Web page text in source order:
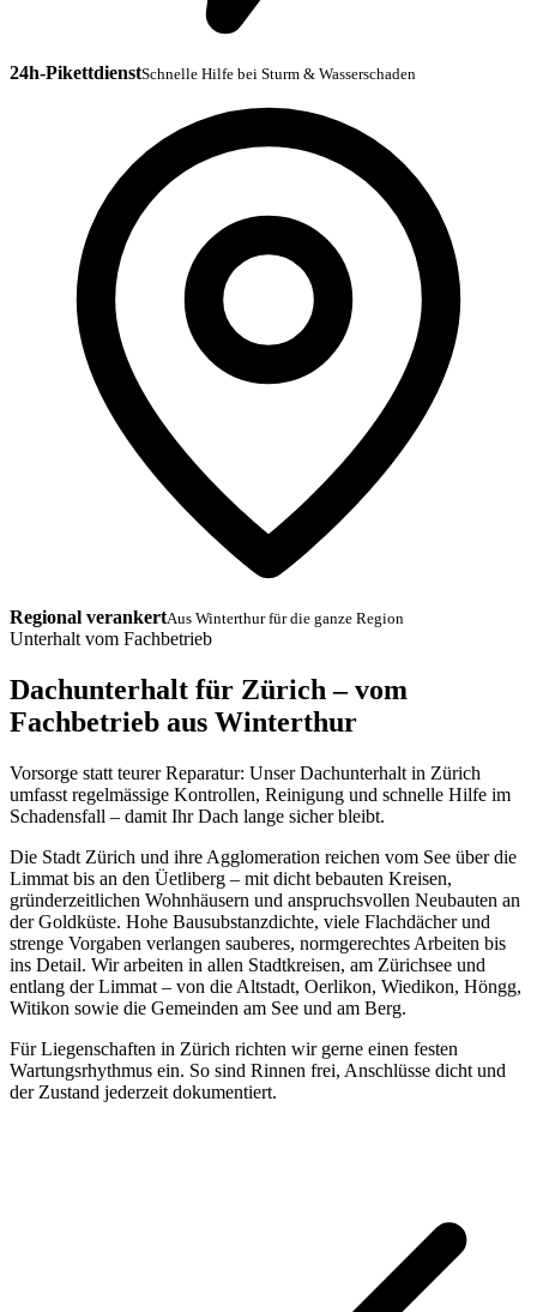
24h-PikettdienstSchnelle Hilfe bei Sturm & Wasserschaden
Regional verankertAus Winterthur für die ganze Region
Unterhalt vom Fachbetrieb
Dachunterhalt für Zürich – vom
Fachbetrieb aus Winterthur
Vorsorge statt teurer Reparatur: Unser Dachunterhalt in Zürich
umfasst regelmässige Kontrollen, Reinigung und schnelle Hilfe im
Schadensfall – damit Ihr Dach lange sicher bleibt.
Die Stadt Zürich und ihre Agglomeration reichen vom See über die
Limmat bis an den Üetliberg – mit dicht bebauten Kreisen,
gründerzeitlichen Wohnhäusern und anspruchsvollen Neubauten an
der Goldküste. Hohe Bausubstanzdichte, viele Flachdächer und
strenge Vorgaben verlangen sauberes, normgerechtes Arbeiten bis
ins Detail. Wir arbeiten in allen Stadtkreisen, am Zürichsee und
entlang der Limmat – von die Altstadt, Oerlikon, Wiedikon, Höngg,
Witikon sowie die Gemeinden am See und am Berg.
Für Liegenschaften in Zürich richten wir gerne einen festen
Wartungsrhythmus ein. So sind Rinnen frei, Anschlüsse dicht und
der Zustand jederzeit dokumentiert.